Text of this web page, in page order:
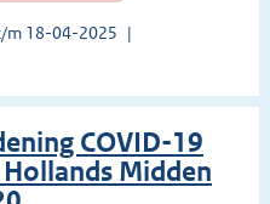
m 18-04-2025
COVID-19
Midden